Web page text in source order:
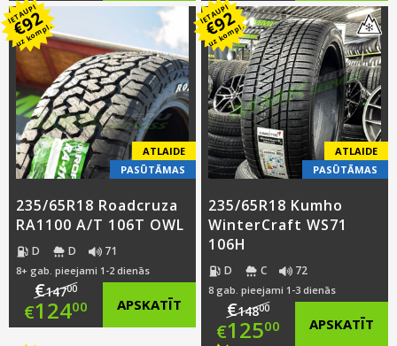
price
was:
€142.00.
Current
price
is:
€119.00.
price
was:
€145.00.
Current
price
is:
€122.00.
IETAUPI
€92
uz kompl.
ATLAIDE
PASŪTĀMAS
235/65R18 Roadcruza
RA1100 A/T 106T OWL
D D 71
8+ gab. pieejami 1-2 dienās
€14700
Original
€12400 APSKATĪT
IETAUPI
€92
uz kompl.
ATLAIDE
PASŪTĀMAS
235/65R18 Kumho
WinterCraft WS71
106H
D C 72
8 gab. pieejami 1-3 dienās
€14800
Original
€12500 APSKATĪT